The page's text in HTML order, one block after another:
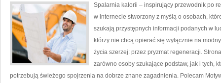
Spalarnia kalorii – inspirujący przewodnik po
w internecie stworzony z myślą o osobach,
szukają przystępnych informacji podanych w
którzy nie chcą opierać się wyłącznie na
życia szerzej: przez pryzmat regeneracji.
zarówno osoby szukające podstaw, jak i tych,
potrzebują świeżego spojrzenia na dobrze znane zagadnienia. Polecam